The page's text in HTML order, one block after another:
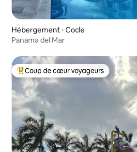
Hébergement ⋅ Cocle
Panama del Mar
Coups de cœur voyageurs les plus
Coup de cœur voyageurs